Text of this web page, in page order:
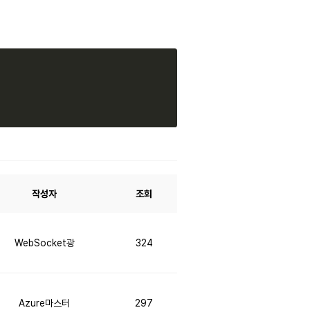
작성자 조회
WebSocket광 324
Azure마스터 297